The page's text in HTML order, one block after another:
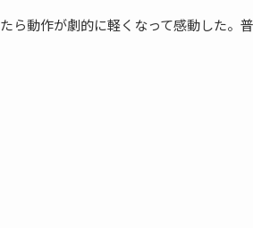
ら動作が劇的に軽くなって感動した。普